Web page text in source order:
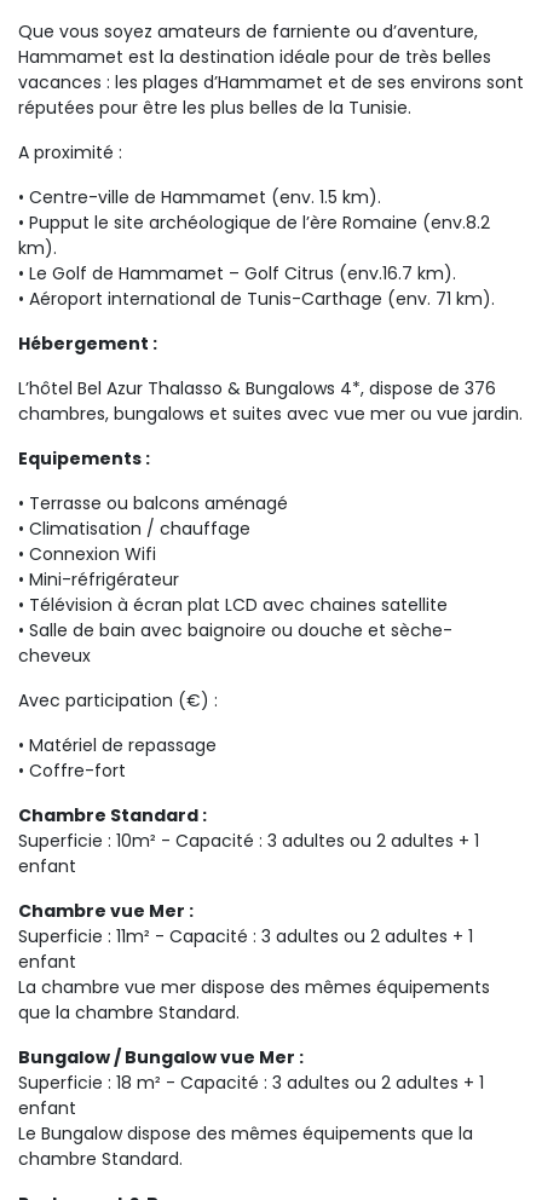
Que vous soyez amateurs de farniente ou d’aventure,
Hammamet est la destination idéale pour de très belles
vacances : les plages d’Hammamet et de ses environs sont
réputées pour être les plus belles de la Tunisie.
A proximité :
• Centre-ville de Hammamet (env. 1.5 km).
• Pupput le site archéologique de l’ère Romaine (env.8.2
km).
• Le Golf de Hammamet – Golf Citrus (env.16.7 km).
• Aéroport international de Tunis-Carthage (env. 71 km).
Hébergement :
L’hôtel Bel Azur Thalasso & Bungalows 4*, dispose de 376
chambres, bungalows et suites avec vue mer ou vue jardin.
Equipements :
• Terrasse ou balcons aménagé
• Climatisation / chauffage
• Connexion Wifi
• Mini-réfrigérateur
• Télévision à écran plat LCD avec chaines satellite
• Salle de bain avec baignoire ou douche et sèche-
cheveux
Avec participation (€) :
• Matériel de repassage
• Coffre-fort
Chambre Standard :
Superficie : 10m² - Capacité : 3 adultes ou 2 adultes + 1
enfant
Chambre vue Mer :
Superficie : 11m² - Capacité : 3 adultes ou 2 adultes + 1
enfant
La chambre vue mer dispose des mêmes équipements
que la chambre Standard.
Bungalow / Bungalow vue Mer :
Superficie : 18 m² - Capacité : 3 adultes ou 2 adultes + 1
enfant
Le Bungalow dispose des mêmes équipements que la
chambre Standard.